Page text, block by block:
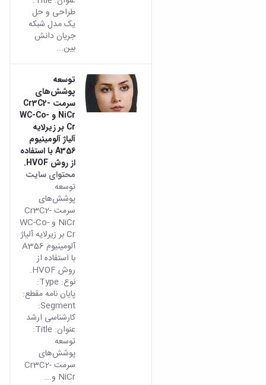
طراحی و حل
یک مدل شبکه
جریان دانش
بین...
توسعه
پوشش‌های
سرمت Cr3C2-
NiCr و WC-Co-
Cr بر زیرلایه
آلیاژ آلومینیوم
A356 با استفاده
از روش HVOF.
محتوای سایت
توسعه
پوشش‌های
سرمت Cr3C2-
NiCr و WC-Co-
Cr بر زیرلایه آلیاژ
آلومینیوم A356
با استفاده از
روش HVOF.
نوع: Type:
پایان نامه مقطع:
Segment:
کارشناسی ارشد
عنوان: Title:
توسعه
پوشش‌های
سرمت Cr3C2-
NiCr و...